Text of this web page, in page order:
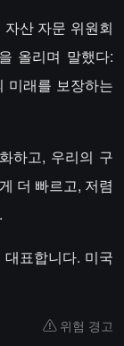
산 자문 위원회
올리며 말했다:
미래를 보장하는
하고, 우리의 구
더 빠르고, 저렴
표합니다. 미국
위험 경고